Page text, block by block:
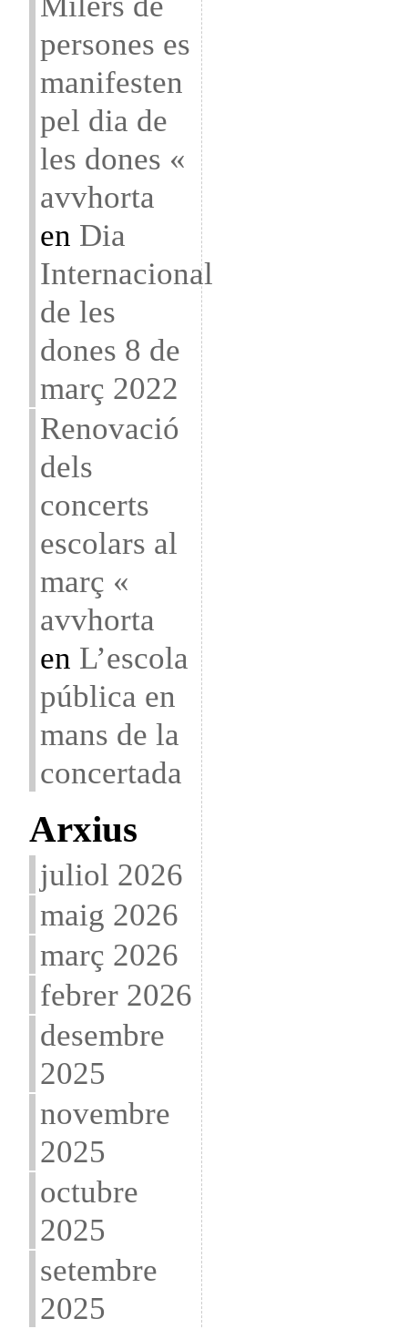
persones es
manifesten
pel dia de
les dones «
avvhorta
en Dia
Internacional
de les
dones 8 de
març 2022
Renovació
dels
concerts
escolars al
març «
avvhorta
en L’escola
pública en
mans de la
concertada
Arxius
juliol 2026
maig 2026
març 2026
febrer 2026
desembre
2025
novembre
2025
octubre
2025
setembre
2025